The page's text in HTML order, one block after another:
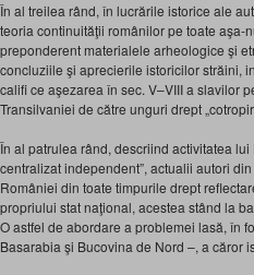
În al treilea rând, în lucrările istorice ale
teoria continuităţii românilor pe toate aşa-
preponderent materialele arheologice şi
concluziile şi aprecierile istoricilor străini,
califi ce aşezarea în sec. V–VIII a slavilor
Transilvaniei de către unguri drept
În al patrulea rând, descriind activitatea
centralizat independent”, actualii autori
României din toate timpurile drept
propriului stat naţional, acestea stând la
O astfel de abordare a problemei lasă, în
Basarabia şi Bucovina de Nord –, a căror